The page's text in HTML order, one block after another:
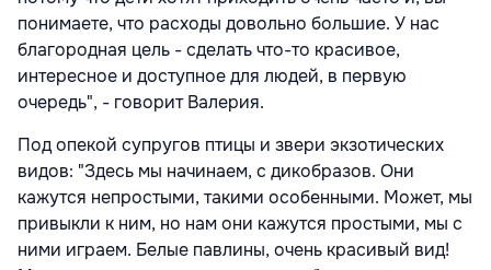
понимаете, что расходы довольно большие. У нас
благородная цель - сделать что-то красивое,
интересное и доступное для людей, в первую
очередь", - говорит Валерия.
Под опекой супругов птицы и звери экзотических
видов: "Здесь мы начинаем, с дикобразов. Они
кажутся непростыми, такими особенными. Может, мы
привыкли к ним, но нам они кажутся простыми, мы с
ними играем. Белые павлины, очень красивый вид!